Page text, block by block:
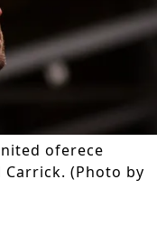
oferece
(Photo by